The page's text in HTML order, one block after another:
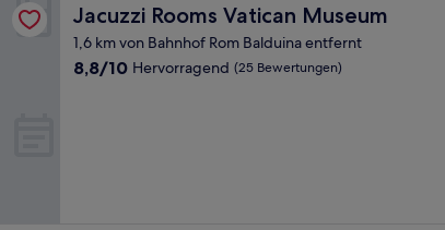
Jacuzzi Rooms Vatican Museum
Jacuzzi Rooms Vatican Museum
1,6 km von Bahnhof Rom Balduina entfernt
8.8
8,8/10 Hervorragend (25 Bewertungen)